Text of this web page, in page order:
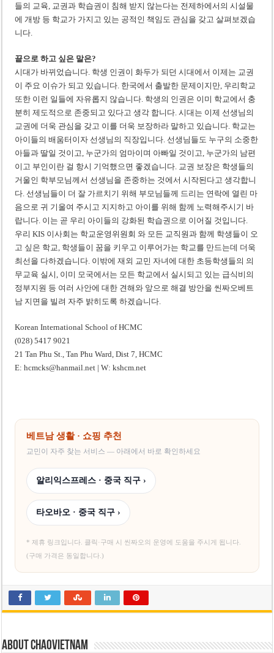
들의 교육, 교권과 학습권이 침해 받지 않는다는 전제하에서의 시설물
에 개방 등 학교가 가지고 있는 공적인 책임도 관심을 갖고 살펴보겠습
니다.
끝으로 하고 싶은 말은?
시대가 바뀌었습니다. 학생 인권이 화두가 되던 시대에서 이제는 교권
이 주요 이슈가 되고 있습니다. 한국에서 출발한 문제이지만, 우리학교
또한 이런 일들에 자유롭지 않습니다. 학생의 인권은 이미 학교에서 충
분히 제도적으로 존중되고 있다고 생각 합니다. 시대는 이제 선생님의
교권에 더욱 관심을 갖고 이를 더욱 보장하라 말하고 있습니다. 학교는
아이들의 배움터이자 선생님의 직장입니다. 선생님들도 누구의 소중한
아들과 딸일 것이고, 누군가의 엄마이며 아빠일 것이고, 누군가의 남편
이고 부인이란 걸 항시 기억했으면 좋겠습니다. 교권 보장은 학생들의
거울인 학부모님께서 선생님을 존중하는 것에서 시작된다고 생각합니
다. 선생님들이 더 잘 가르치기 위해 부모님들께 드리는 연락에 열린 마
음으로 귀 기울여 주시고 지지하고 아이를 위해 함께 노력해주시기 바
랍니다. 이는 곧 우리 아이들의 강화된 학습권으로 이어질 것입니다.
우리 KIS 이사회는 학교운영위원회 와 모든 교직원과 함께 학생들이 오
고 싶은 학교, 학생들이 꿈을 키우고 이루어가는 학교를 만드는데 더욱
최선을 다하겠습니다. 이밖에 재외 교민 자녀에 대한 초등학생들의 의
무교육 실시, 이미 모국에서는 모든 학교에서 실시되고 있는 급식비의
정부지원 등 여러 사안에 대한 견해와 앞으로 해결 방안을 씬짜오베트
남 지면을 빌려 자주 밝히도록 하겠습니다.
Korean International School of HCMC
(028) 5417 9021
21 Tan Phu St., Tan Phu Ward, Dist 7, HCMC
E: hcmcks@hanmail.net | W: kshcm.net
베트남 생활 · 쇼핑 추천
교민이 자주 찾는 서비스 — 아래에서 바로 확인하세요
알리익스프레스 · 중국 직구 ›
타오바오 · 중국 직구 ›
* 제휴 링크입니다. 클릭·구매 시 씬짜오의 운영에 도움을 주시게 됩니다.
(구매 가격은 동일합니다.)
About chaovietnam